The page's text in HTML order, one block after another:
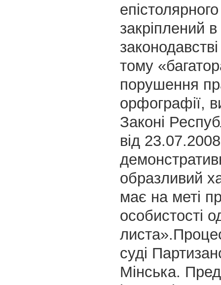
закріплений в
тому
порушення
орфографії,
Законі
від
образливий
має на меті
особистості
суді
Мінська.